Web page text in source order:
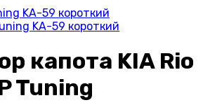
капота KIA Rio
Tuning